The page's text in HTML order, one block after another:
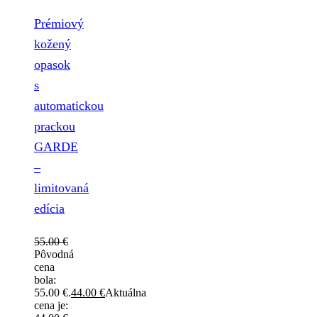
Prémiový
kožený
opasok
s
automatickou
prackou
GARDE
–
limitovaná
edícia
55.00€
Pôvodná
cena
bola:
55.00 €.44.00 €Aktuálna
cena je: